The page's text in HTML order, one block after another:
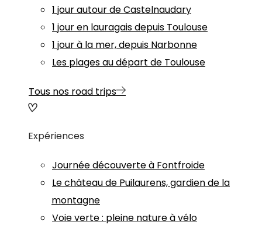
1 jour autour de Castelnaudary
1 jour en lauragais depuis Toulouse
1 jour à la mer, depuis Narbonne
Les plages au départ de Toulouse
Tous nos road trips
Expériences
Journée découverte à Fontfroide
Le château de Puilaurens, gardien de la
montagne
Voie verte : pleine nature à vélo